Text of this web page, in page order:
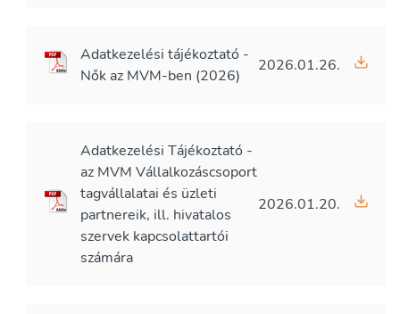
Adatkezelési tájékoztató -
Nők az MVM-ben (2026)
2026.01.26.
Adatkezelési Tájékoztató -
az MVM Vállalkozáscsoport
tagvállalatai és üzleti
partnereik, ill. hivatalos
szervek kapcsolattartói
számára
2026.01.20.